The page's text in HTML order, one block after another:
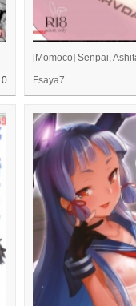
0
[Momoco] Senpai,
Fsaya7